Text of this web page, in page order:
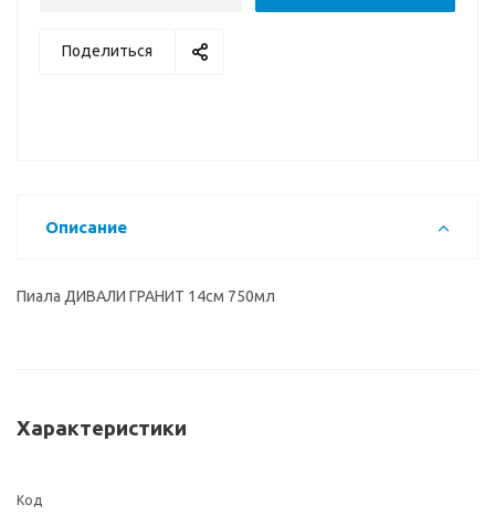
Поделиться
Описание
Пиала ДИВАЛИ ГРАНИТ 14см 750мл
Характеристики
Код